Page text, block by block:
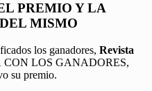
PREMIO Y LA
MISMO
los ganadores, Revista
LOS GANADORES,
su premio.